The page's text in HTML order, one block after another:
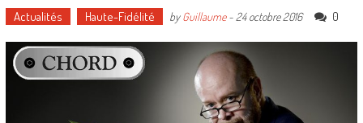
Actualités Haute-Fidélité byGuillaume- 24 octobre 2016 0